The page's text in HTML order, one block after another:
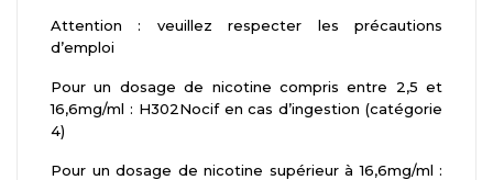
Attention : veuillez respecter les précautions
d’emploi
Pour un dosage de nicotine compris entre 2,5 et
16,6mg/ml : H302Nocif en cas d’ingestion (catégorie
4)
Pour un dosage de nicotine supérieur à 16,6mg/ml :